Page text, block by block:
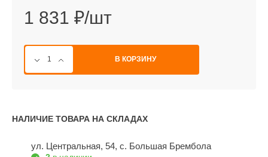
1 831 ₽/шт
В КОРЗИНУ
НАЛИЧИЕ ТОВАРА НА СКЛАДАХ
ул. Центральная, 54, c. Большая Брембола